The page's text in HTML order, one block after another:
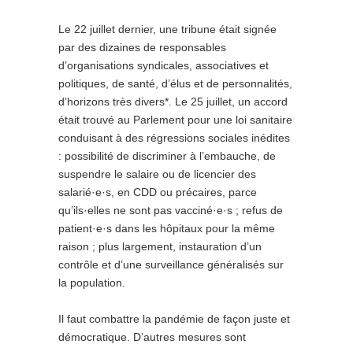
Le 22 juillet dernier, une tribune était signée
par des dizaines de responsables
d’organisations syndicales, associatives et
politiques, de santé, d’élus et de personnalités,
d’horizons très divers*. Le 25 juillet, un accord
était trouvé au Parlement pour une loi sanitaire
conduisant à des régressions sociales inédites
: possibilité de discriminer à l’embauche, de
suspendre le salaire ou de licencier des
salarié·e·s, en CDD ou précaires, parce
qu’ils·elles ne sont pas vacciné·e·s ; refus de
patient·e·s dans les hôpitaux pour la même
raison ; plus largement, instauration d’un
contrôle et d’une surveillance généralisés sur
la population.
Il faut combattre la pandémie de façon juste et
démocratique. D’autres mesures sont